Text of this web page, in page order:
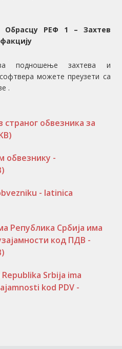
Обрасцу РЕФ 1 – Захтев
подношење захтева и
можете преузети са
.
обвезника за
обвезнику -
- latinica
Република Србија има
код ПДВ -
Srbija ima
kod PDV -